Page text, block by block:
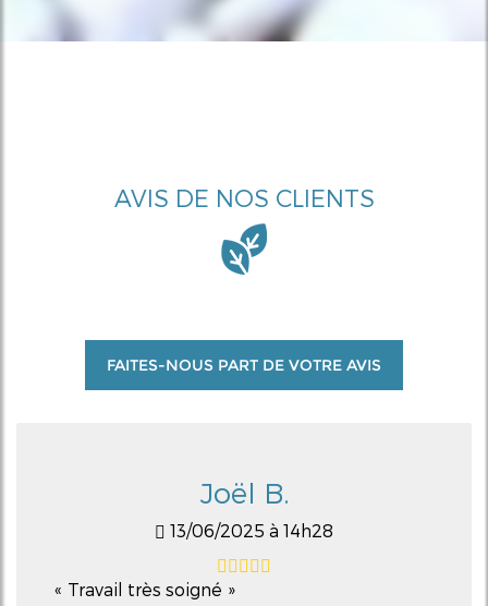
AVIS DE NOS CLIENTS
FAITES-NOUS PART DE VOTRE AVIS
Joël B.
13/06/2025 à 14h28
Travail très soigné